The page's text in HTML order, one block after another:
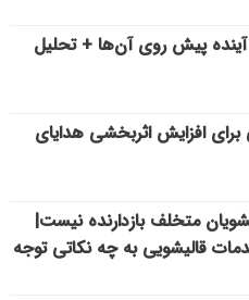
پیش روی آن‌ها + تحلیل
برای افزایش اثربخشی هدایای
متخلف بازدارنده نیست|
قالیشویی به چه نکاتی توجه